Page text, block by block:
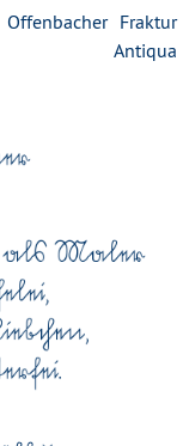
Offenbacher Fraktur
Antiqua